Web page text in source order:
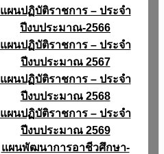
แผนปฏิบัติราชการ – ประจำ
ปีงบประมาณ-2566
แผนปฏิบัติราชการ – ประจำ
ปีงบประมาณ 2567
แผนปฏิบัติราชการ – ประจำ
ปีงบประมาณ 2568
แผนปฏิบัติราชการ – ประจำ
ปีงบประมาณ 2569
แผนพัฒนาการอาชีวศึกษา-